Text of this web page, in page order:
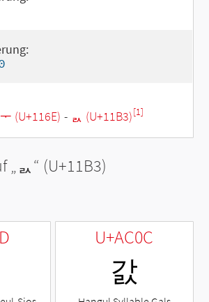
ᅮ (U+116E) - ᆳ (U+11B3)[1]
„ᆳ“ (U+11B3)
U+AC0C
갌